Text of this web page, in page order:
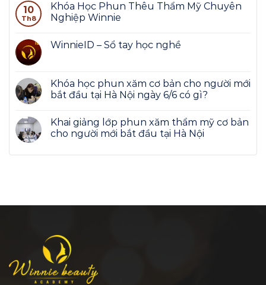
10
Th8
Khóa Học Phun Thêu Thẩm Mỹ Chuyên
Nghiệp Winnie
WinnieID – Sổ tay học nghề
Khóa học phun xăm cơ bản cho người mới
bắt đầu tại Hà Nội ngày 6/6 có gì?
Khai giảng lớp phun xăm thẩm mỹ cơ bản
cho người mới bắt đầu tại Hà Nội